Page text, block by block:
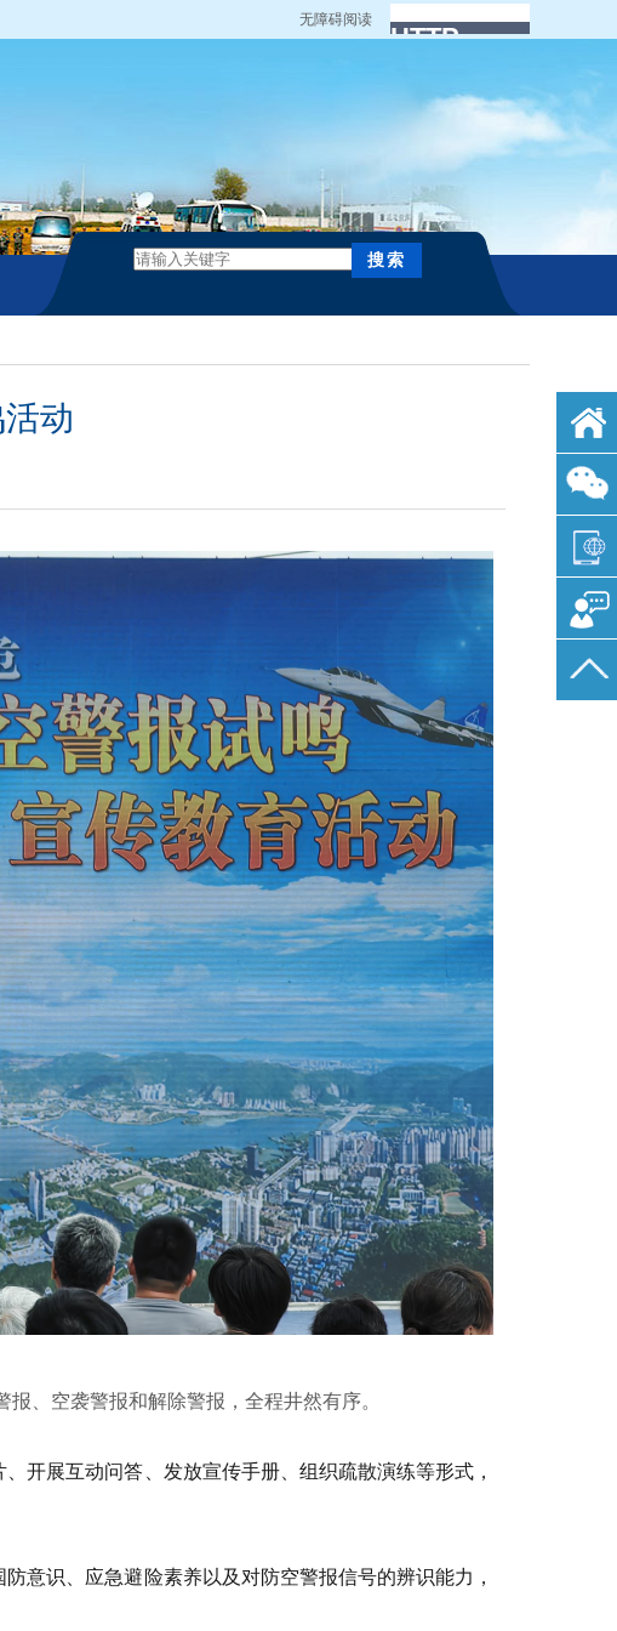
无障碍阅读
动
、空袭警报和解除警报，全程井然有序。
开展互动问答、发放宣传手册、组织疏散演练等形式，
意识、应急避险素养以及对防空警报信号的辨识能力，